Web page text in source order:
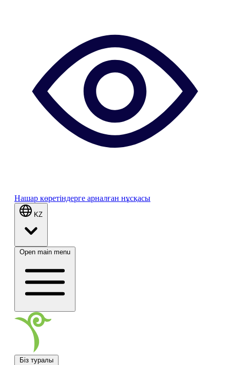
Нашар көретіндерге арналған нұсқасы
KZ
Open main menu
Біз туралы